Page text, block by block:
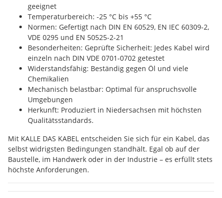
geeignet
Temperaturbereich: -25 °C bis +55 °C
Normen: Gefertigt nach DIN EN 60529, EN IEC 60309-2,
VDE 0295 und EN 50525-2-21
Besonderheiten: Geprüfte Sicherheit: Jedes Kabel wird
einzeln nach DIN VDE 0701-0702 getestet
Widerstandsfähig: Beständig gegen Öl und viele
Chemikalien
Mechanisch belastbar: Optimal für anspruchsvolle
Umgebungen
Herkunft: Produziert in Niedersachsen mit höchsten
Qualitätsstandards.
Mit KALLE DAS KABEL entscheiden Sie sich für ein Kabel, das
selbst widrigsten Bedingungen standhält. Egal ob auf der
Baustelle, im Handwerk oder in der Industrie – es erfüllt stets
höchste Anforderungen.